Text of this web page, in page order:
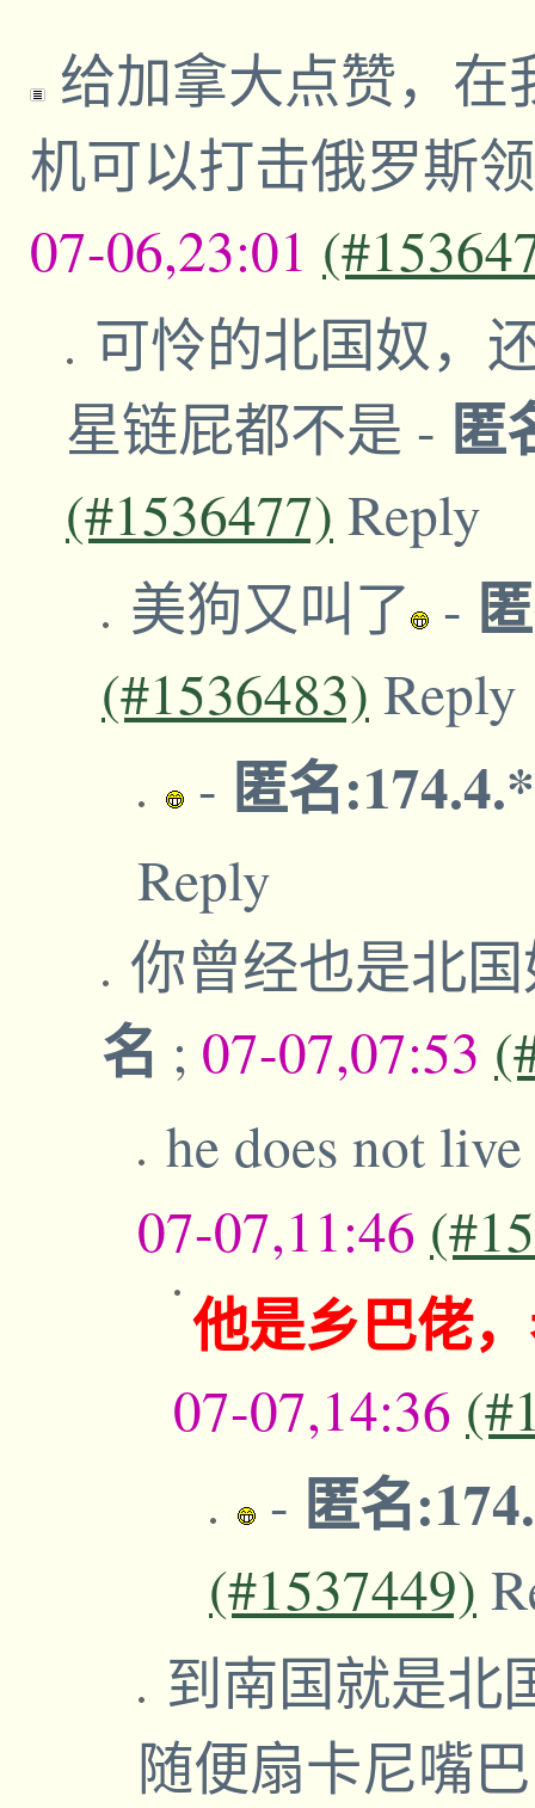
给加拿大点赞，在
机可以打击俄罗斯
07-06,23:01
可怜的北国奴，
星链屁都不是 - 匿
(#1536477) Reply
美狗又叫了 -
(#1536483) Reply
- 匿名
Reply
你曾经也是北
名 ; 07-07,07:53
he does not
07-07,11:46
他是乡巴佬
07-07,14:36
- 匿名
(#1537449)
到南国就是北
随便扇卡尼嘴